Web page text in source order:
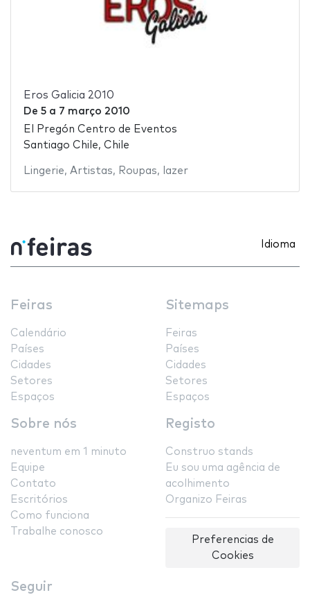
Eros Galicia 2010
De 5a 7 março 2010
El Pregón Centro de Eventos
Santiago Chile, Chile
Lingerie, Artistas, Roupas, lazer
Idioma
Feiras
Calendário
Países
Cidades
Setores
Espaços
Sitemaps
Feiras
Países
Cidades
Setores
Espaços
Sobre nós
neventum em 1 minuto
Equipe
Contato
Escritórios
Como funciona
Trabalhe conosco
Registo
Construo stands
Eu sou uma agência de
acolhimento
Organizo Feiras
Preferencias de
Cookies
Seguir